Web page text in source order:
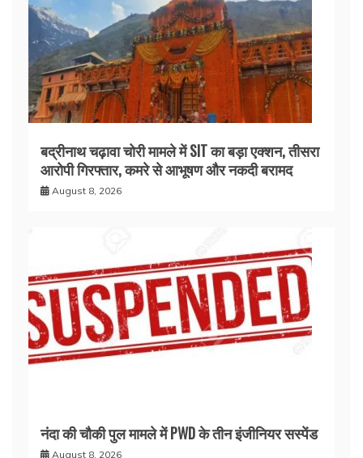
बद्रीनाथ चढ़ावा चोरी मामले में SIT का बड़ा एक्शन, तीसरा
आरोपी गिरफ्तार, कमरे से आभूषण और नकदी बरामद
August 8, 2026
नंदा की चौकी पुल मामले में PWD के तीन इंजीनियर सस्पेंड
August 8, 2026